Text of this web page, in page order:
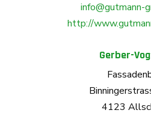
info@gutmann-
http://
Gerber-
4123